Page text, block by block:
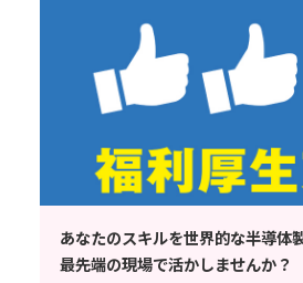
あなたのスキルを世界的な半導体
最先端の現場で活かしませんか？